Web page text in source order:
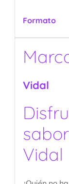
Formato
Vidal
Vidal